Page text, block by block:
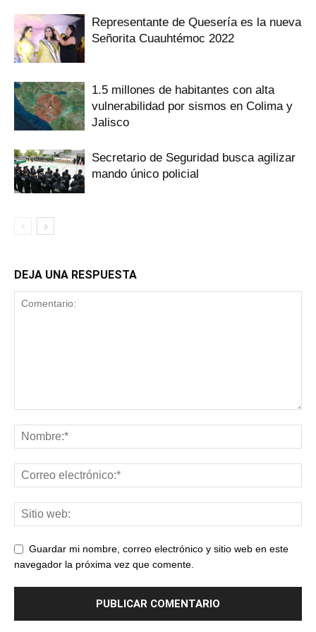
Representante de Quesería es la nueva
Señorita Cuauhtémoc 2022
1.5 millones de habitantes con alta
vulnerabilidad por sismos en Colima y
Jalisco
Secretario de Seguridad busca agilizar
mando único policial
DEJA UNA RESPUESTA
Guardar mi nombre, correo electrónico y sitio web en este
navegador la próxima vez que comente.